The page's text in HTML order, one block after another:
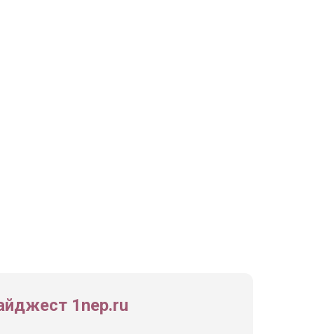
1nep.ru